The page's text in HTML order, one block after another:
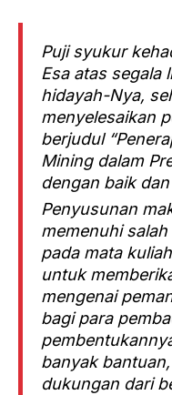
Puji syukur
Esa atas segala
hidayah-Nya,
menyelesaikan
berjudul
Mining dalam
dengan baik
Penyusunan
memenuhi
pada mata
untuk
mengenai
bagi para
banyak
dukungan dari